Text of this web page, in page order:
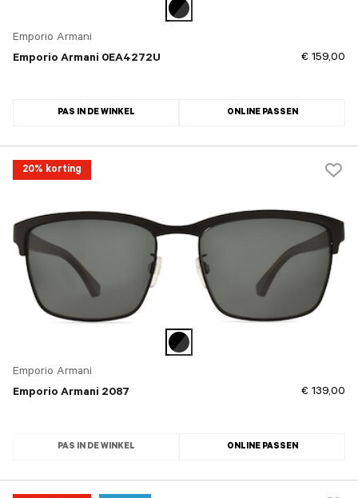
Emporio Armani
Emporio Armani 0EA4272U
€ 159,00
PAS IN DE WINKEL ONLINE PASSEN
20% korting
Emporio Armani
Emporio Armani 2087
€ 139,00
PAS IN DE WINKEL ONLINE PASSEN